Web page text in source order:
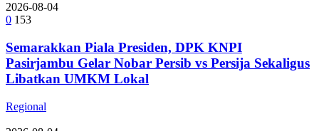
2026-08-04
0 153
Semarakkan Piala Presiden, DPK KNPI
Pasirjambu Gelar Nobar Persib vs Persija Sekaligus
Libatkan UMKM Lokal
Regional